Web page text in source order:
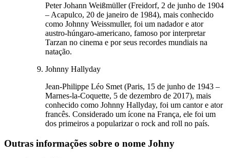
Peter Johann Weißmüller (Freidorf, 2 de junho de 1904
– Acapulco, 20 de janeiro de 1984), mais conhecido
como Johnny Weissmuller, foi um nadador e ator
austro-húngaro-americano, famoso por interpretar
Tarzan no cinema e por seus recordes mundiais na
natação.
Johnny Hallyday
Jean-Philippe Léo Smet (Paris, 15 de junho de 1943 –
Marnes-la-Coquette, 5 de dezembro de 2017), mais
conhecido como Johnny Hallyday, foi um cantor e ator
francês. Considerado um ícone na França, ele foi um
dos primeiros a popularizar o rock and roll no país.
Outras informações sobre o nome Johny